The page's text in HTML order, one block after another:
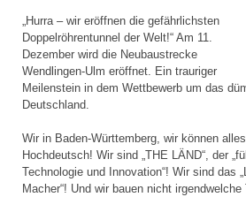
„Hurra – wir eröffnen die gefährlichsten
Doppelröhrentunnel der Welt!“ Am 11.
Dezember wird die Neubaustrecke
Wendlingen-Ulm eröffnet. Ein trauriger
Meilenstein in dem Wettbewerb um das
Deutschland.
Wir in Baden-Württemberg, wir können
Hochdeutsch! Wir sind „THE LÄND“, der
Technologie und Innovation“! Wir sind das
Macher“! Und wir bauen nicht